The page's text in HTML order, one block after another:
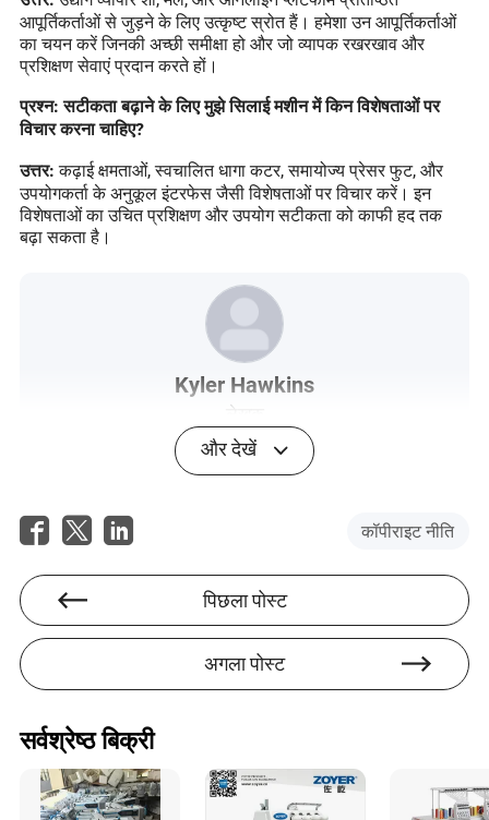
आपूर्तिकर्ताओं से जुड़ने के लिए उत्कृष्ट स्रोत हैं। हमेशा उन आपूर्तिकर्ताओं
का चयन करें जिनकी अच्छी समीक्षा हो और जो व्यापक रखरखाव और
प्रशिक्षण सेवाएं प्रदान करते हों।
प्रश्न: सटीकता बढ़ाने के लिए मुझे सिलाई मशीन में किन विशेषताओं पर
विचार करना चाहिए?
उत्तर: कढ़ाई क्षमताओं, स्वचालित धागा कटर, समायोज्य प्रेसर फुट, और
उपयोगकर्ता के अनुकूल इंटरफेस जैसी विशेषताओं पर विचार करें। इन
विशेषताओं का उचित प्रशिक्षण और उपयोग सटीकता को काफी हद तक
बढ़ा सकता है।
Kyler Hawkins
लेखक
काइलर हॉकिन्स एक अनुभवी लेख लेखक हैं, जिनके पास विनिर्माण और
प्राधिकरण बन गए हैं, जो वैश्विक आपूर्ति श्रृंखला को प्रभावित करने
वाले टैरिफ, लॉजिस्टिक्स और मुद्रा विनिमय दरों पर सूचनात्मक
विश्लेषण प्रदान करते हैं।
और देखें
कॉपीराइट नीति
पिछला पोस्ट
अगला पोस्ट
सर्वश्रेष्ठ बिक्री